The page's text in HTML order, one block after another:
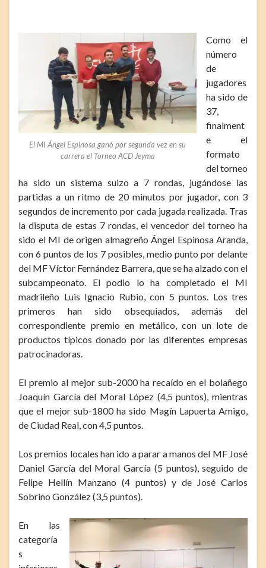
El MI Ángel Espinosa ganó por segunda vez en su
carrera el Torneo ACD Jeyma
Como el
número
de
jugadores
ha sido de
37,
finalment
e el
formato
del torneo
ha sido un sistema suizo a 7 rondas, jugándose las
partidas a un ritmo de 20 minutos por jugador, con 3
segundos de incremento por cada jugada realizada. Tras
la disputa de estas 7 rondas, el vencedor del torneo ha
sido el MI de origen almagreño Ángel Espinosa Aranda,
con 6 puntos de los 7 posibles, medio punto por delante
del MF Víctor Fernández Barrera, que se ha alzado con el
subcampeonato. El podio lo ha completado el MI
madrileño Luis Ignacio Rubio, con 5 puntos. Los tres
primeros han sido obsequiados, además del
correspondiente premio en metálico, con un lote de
productos típicos donado por las diferentes empresas
patrocinadoras.
El premio al mejor sub-2000 ha recaído en el bolañego
Joaquín García del Moral López (4,5 puntos), mientras
que el mejor sub-1800 ha sido Magín Lapuerta Amigo,
de Ciudad Real, con 4,5 puntos.
Los premios locales han ido a parar a manos del MF José
Daniel García del Moral García (5 puntos), seguido de
Felipe Hellín Manzano (4 puntos) y de José Carlos
Sobrino González (3,5 puntos).
En las
categoría
s